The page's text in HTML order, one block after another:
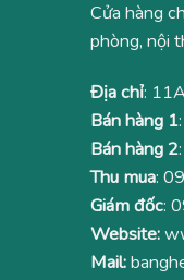
Cửa hàng
phòng, nội
Địa chỉ:
Bán hàng 1:
Bán hàng 2:
Thu mua:
Giám đốc:
Website:
Mail: